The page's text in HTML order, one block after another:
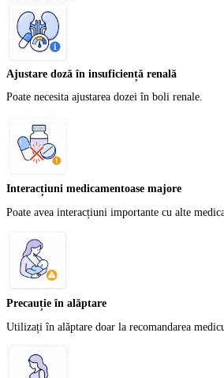
Ajustare doză în insuficiență renală
Poate necesita ajustarea dozei în boli renale.
Interacțiuni medicamentoase majore
Poate avea interacțiuni importante cu alte
Precauție în alăptare
Utilizați în alăptare doar la recomandarea